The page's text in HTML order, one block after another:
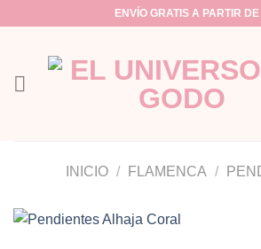
contenido
ENVÍO GRATIS A PARTIR
INICIO / FLAMENCA /